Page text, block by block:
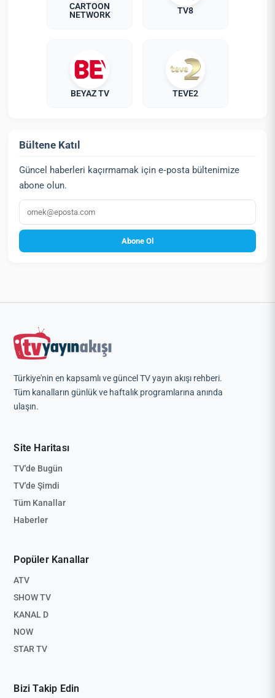
CARTOON
NETWORK
TV8
BEYAZ TV TEVE2
Bültene Katıl
Güncel haberleri kaçırmamak için e‑posta bültenimize
abone olun.
E‑posta
Abone Ol
Türkiye'nin en kapsamlı ve güncel TV yayın akışı rehberi.
Tüm kanalların günlük ve haftalık programlarına anında
ulaşın.
Site Haritası
TV'de Bugün
TV'de Şimdi
Tüm Kanallar
Haberler
Popüler Kanallar
ATV
SHOW TV
KANAL D
NOW
STAR TV
Bizi Takip Edin